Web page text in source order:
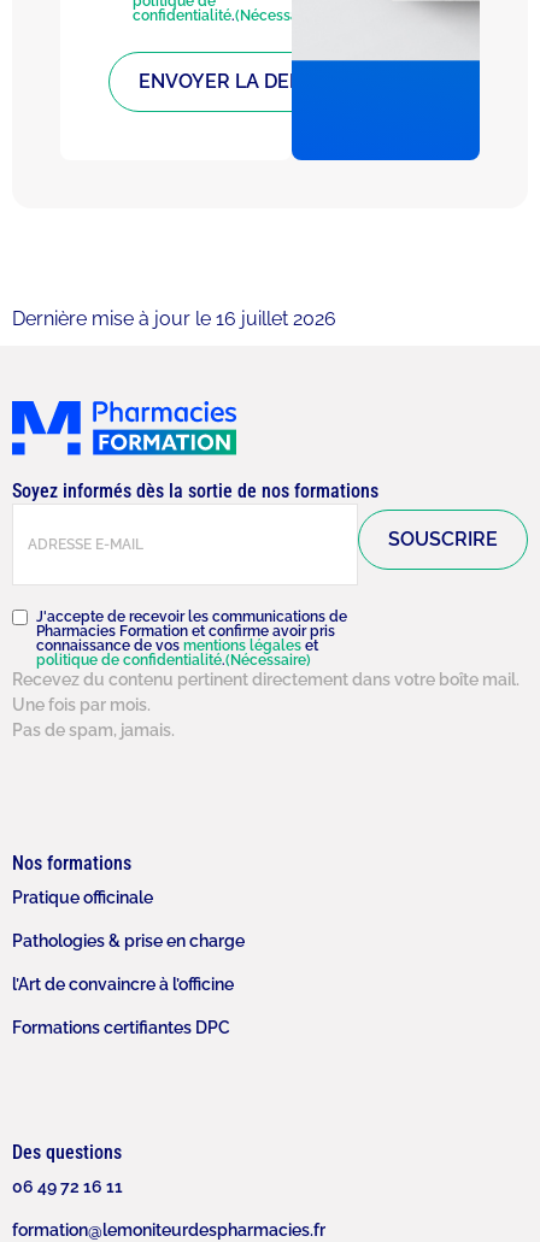
confidentialité.(Nécessaire)
Dernière mise à jour le 16 juillet 2026
Soyez informés dès la sortie de nos formations
E-
RGPD(Nécessaire)
J'accepte de recevoir les communications de
Pharmacies Formation et confirme avoir pris
connaissance de vos mentions légales et
politique de confidentialité.(Nécessaire)
Recevez du contenu pertinent directement dans votre boîte mail.
Une fois par mois.
Pas de spam, jamais.
Nos formations
Pratique officinale
Pathologies & prise en charge
l’Art de convaincre à l’officine
Formations certifiantes DPC
Des questions
06 49 72 16 11
formation@lemoniteurdespharmacies.fr